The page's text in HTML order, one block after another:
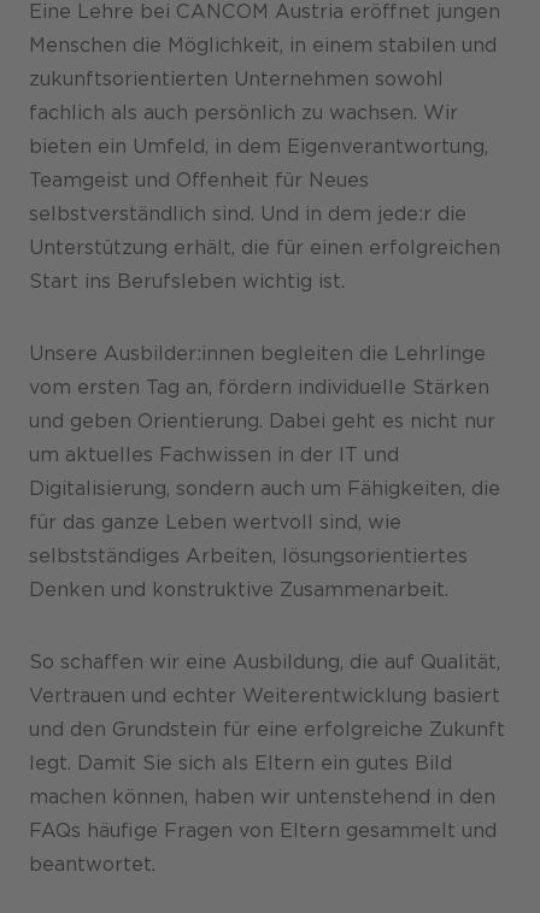
Karriere
Eine Lehre bei CANCOM Austria eröffnet jungen
Menschen die Möglichkeit, in einem stabilen und
zukunftsorientierten Unternehmen sowohl
fachlich als auch persönlich zu wachsen. Wir
bieten ein Umfeld, in dem Eigenverantwortung,
Teamgeist und Offenheit für Neues
selbstverständlich sind. Und in dem jede:r die
Unterstützung erhält, die für einen erfolgreichen
Start ins Berufsleben wichtig ist.
Unsere Ausbilder:innen begleiten die Lehrlinge
vom ersten Tag an, fördern individuelle Stärken
und geben Orientierung. Dabei geht es nicht nur
um aktuelles Fachwissen in der IT und
Digitalisierung, sondern auch um Fähigkeiten, die
für das ganze Leben wertvoll sind, wie
selbstständiges Arbeiten, lösungsorientiertes
Denken und konstruktive Zusammenarbeit.
So schaffen wir eine Ausbildung, die auf Qualität,
Vertrauen und echter Weiterentwicklung basiert
und den Grundstein für eine erfolgreiche Zukunft
legt. Damit Sie sich als Eltern ein gutes Bild
machen können, haben wir untenstehend in den
FAQs häufige Fragen von Eltern gesammelt und
beantwortet.